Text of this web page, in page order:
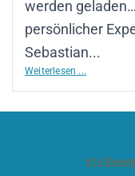
werden
persönlicher
Sebastian...
Weiterlesen ...
614